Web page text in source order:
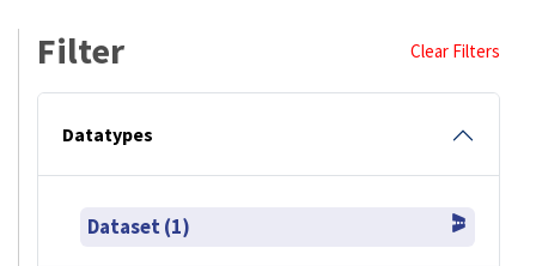
Filter Clear Filters
Datatypes
Dataset (1)